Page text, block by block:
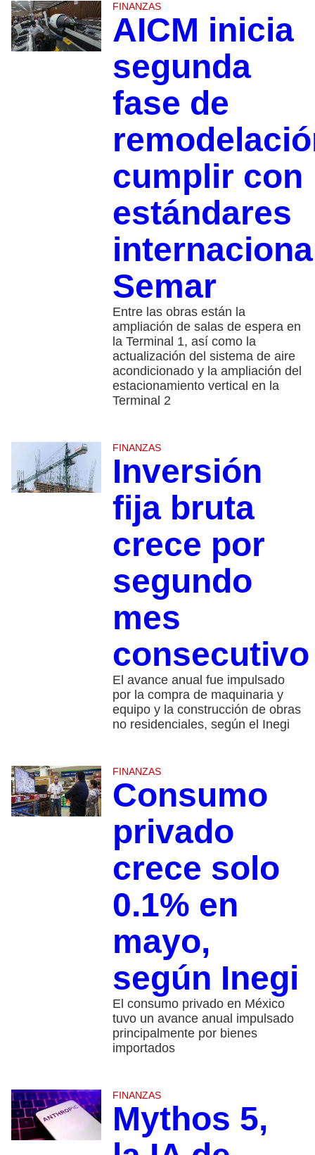
FINANZAS
AICM inicia
segunda
fase de
cumplir con
estándares
Semar
Entre las obras están la
ampliación de salas de espera en
la Terminal 1, así como la
actualización del sistema de aire
acondicionado y la ampliación del
estacionamiento vertical en la
Terminal 2
FINANZAS
Inversión
fija bruta
crece por
segundo
mes
El avance anual fue impulsado
por la compra de maquinaria y
equipo y la construcción de obras
no residenciales, según el Inegi
FINANZAS
Consumo
privado
crece solo
0.1% en
mayo,
según Inegi
El consumo privado en México
tuvo un avance anual impulsado
principalmente por bienes
importados
FINANZAS
Mythos 5,